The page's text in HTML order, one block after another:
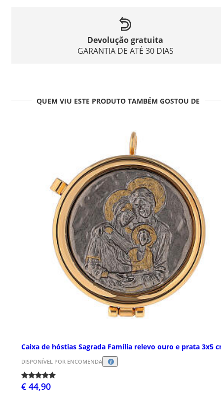
Devolução gratuita
GARANTIA DE ATÉ 30 DIAS
QUEM VIU ESTE PRODUTO TAMBÉM GOSTOU DE
Caixa de hóstias Sagrada Família relevo ouro e prata 3x5
DISPONÍVEL POR ENCOMENDA
€ 44,90